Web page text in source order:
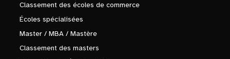
Classement des écoles de commerce
Écoles spécialisées
Master / MBA / Mastère
Classement des masters